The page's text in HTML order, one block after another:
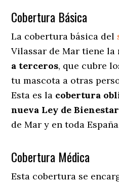
Cobertura Básica
La cobertura básica del
Vilassar de Mar tiene la
a terceros, que cubre
tu mascota a otras
Esta es la cobertura
nueva Ley de
de Mar y en toda
Cobertura Médica
Esta cobertura se